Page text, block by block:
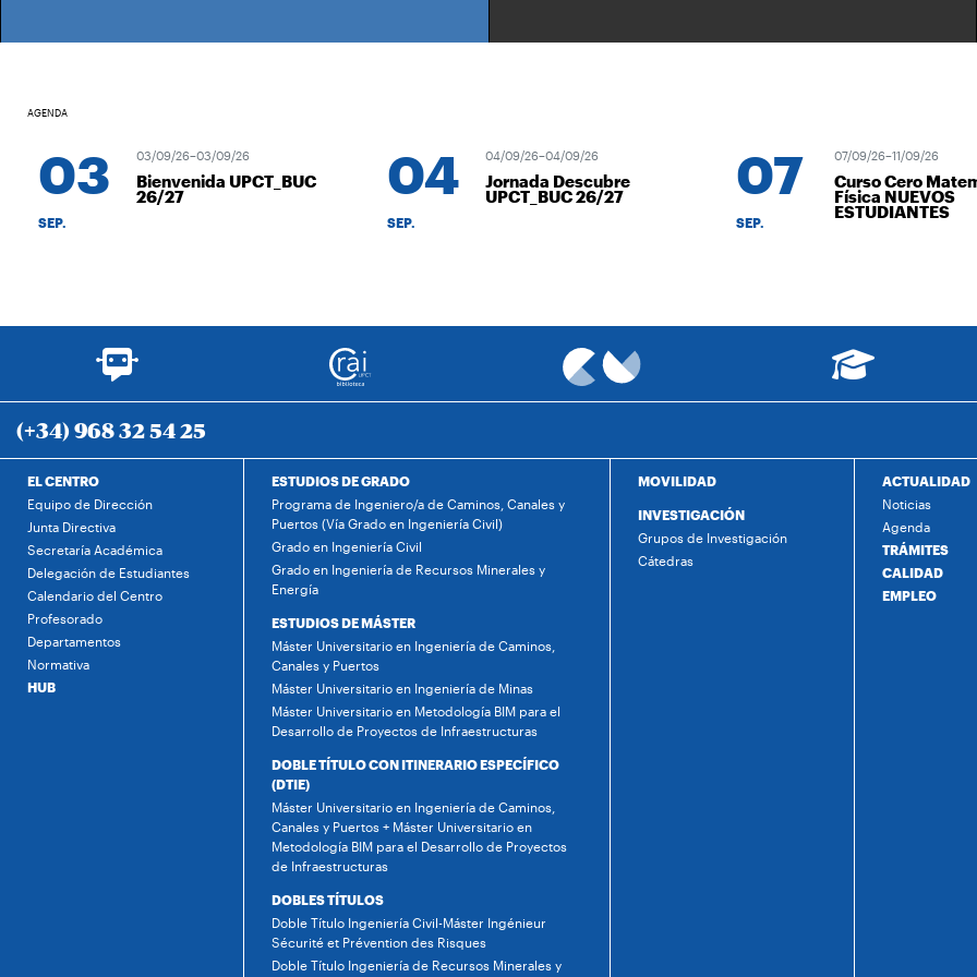
AGENDA
03
SEP.
03/09/26–03/09/26
Bienvenida UPCT_BUC
26/27 04
SEP.
04/09/26–04/09/26
Jornada Descubre
UPCT_BUC 26/27 07
SEP.
07/09/26–11/09/26
Curso Cero
Física NUEVOS
ESTUDIANTES
(+34) 968 32 54 25
EL CENTRO
Equipo de Dirección
Junta Directiva
Secretaría Académica
Delegación de Estudiantes
Calendario del Centro
Profesorado
Departamentos
Normativa
HUB
ESTUDIOS DE GRADO
Programa de Ingeniero/a de Caminos, Canales y
Puertos (Vía Grado en Ingeniería Civil)
Grado en Ingeniería Civil
Grado en Ingeniería de Recursos Minerales y
Energía
ESTUDIOS DE MÁSTER
Máster Universitario en Ingeniería de Caminos,
Canales y Puertos
Máster Universitario en Ingeniería de Minas
Máster Universitario en Metodología BIM para el
Desarrollo de Proyectos de Infraestructuras
DOBLE TÍTULO CON ITINERARIO ESPECÍFICO
(DTIE)
Máster Universitario en Ingeniería de Caminos,
Canales y Puertos + Máster Universitario en
Metodología BIM para el Desarrollo de Proyectos
de Infraestructuras
DOBLES TÍTULOS
Doble Título Ingeniería Civil-Máster Ingénieur
Sécurité et Prévention des Risques
Doble Título Ingeniería de Recursos Minerales y
MOVILIDAD
INVESTIGACIÓN
Grupos de Investigación
Cátedras
ACTUALIDAD
Noticias
Agenda
TRÁMITES
CALIDAD
EMPLEO